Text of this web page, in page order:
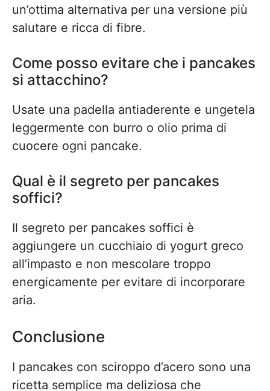
un’ottima alternativa per una versione più
salutare e ricca di fibre.
Come posso evitare che i pancakes
si attacchino?
Usate una padella antiaderente e ungetela
leggermente con burro o olio prima di
cuocere ogni pancake.
Qual è il segreto per pancakes
soffici?
Il segreto per pancakes soffici è
aggiungere un cucchiaio di yogurt greco
all’impasto e non mescolare troppo
energicamente per evitare di incorporare
aria.
Conclusione
I pancakes con sciroppo d’acero sono una
ricetta semplice ma deliziosa che